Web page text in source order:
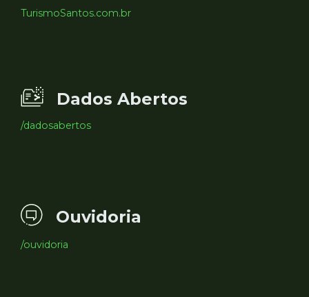
TurismoSantos.com.br
Dados Abertos
/dadosabertos
Ouvidoria
/ouvidoria